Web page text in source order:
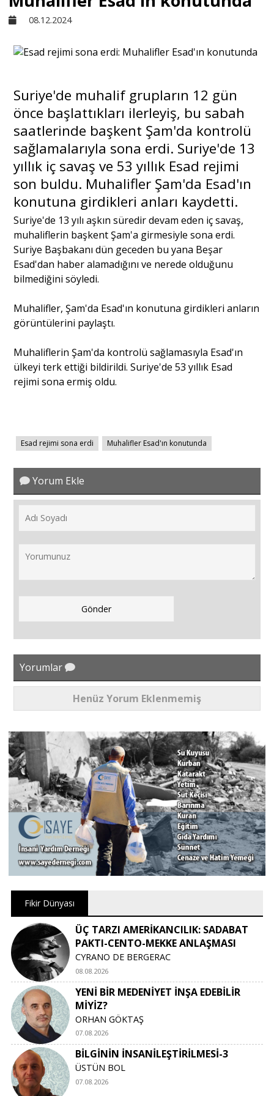
Ekonomi
Dünya
Yorum - Analiz
Söyleşi
Yazı Dizisi
Portre
Yazarlar
Dosya Haber
Sağlık
08.12.2024
Suriye'de muhalif grupların 12 gün
önce başlattıkları ilerleyiş, bu sabah
saatlerinde başkent Şam'da kontrolü
sağlamalarıyla sona erdi. Suriye'de 13
yıllık iç savaş ve 53 yıllık Esad rejimi
son buldu. Muhalifler Şam'da Esad'ın
konutuna girdikleri anları kaydetti.
Suriye'de 13 yılı aşkın süredir devam eden iç savaş,
muhaliflerin başkent Şam'a girmesiyle sona erdi.
Suriye Başbakanı dün geceden bu yana Beşar
Esad'dan haber alamadığını ve nerede olduğunu
bilmediğini söyledi.
Muhalifler, Şam'da Esad'ın konutuna girdikleri anların
görüntülerini paylaştı.
Muhaliflerin Şam'da kontrolü sağlamasıyla Esad'ın
ülkeyi terk ettiği bildirildi. Suriye'de 53 yıllık Esad
rejimi sona ermiş oldu.
Esad rejimi sona erdi Muhalifler Esad'ın konutunda
Yorum Ekle
Yorumlar
Henüz Yorum Eklenmemiş
Fikir Dünyası
ÜÇ TARZI AMERİKANCILIK: SADABAT
PAKTI-CENTO-MEKKE ANLAŞMASI
CYRANO DE BERGERAC
08.08.2026
YENİ BİR MEDENİYET İNŞA EDEBİLİR
MİYİZ?
ORHAN GÖKTAŞ
07.08.2026
BİLGİNİN İNSANİLEŞTİRİLMESİ-3
ÜSTÜN BOL
07.08.2026